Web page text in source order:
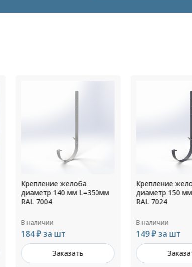
Крепление желоба
диаметр 150 мм L=200мм
RAL 7024
В наличии
149 ₽ за шт
Заказать
Крепление
диаметр 250
RAL 3005
В наличии
225 ₽ за шт